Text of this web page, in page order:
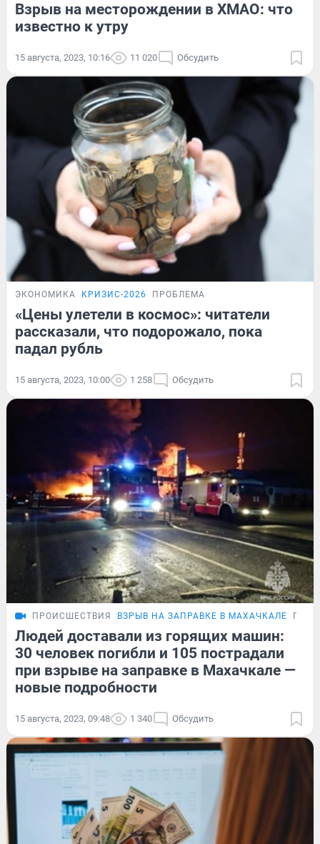
Взрыв на месторождении в ХМАО: что
известно к утру
15 августа, 2023, 10:16 11 020 Обсудить
ЭКОНОМИКА КРИЗИС-2026 ПРОБЛЕМА
«Цены улетели в космос»: читатели
рассказали, что подорожало, пока
падал рубль
15 августа, 2023, 10:00 1 258 Обсудить
ПРОИСШЕСТВИЯ ВЗРЫВ НА ЗАПРАВКЕ В МАХАЧКАЛЕ
Людей доставали из горящих машин:
30 человек погибли и 105 пострадали
при взрыве на заправке в Махачкале —
новые подробности
15 августа, 2023, 09:48 1 340 Обсудить